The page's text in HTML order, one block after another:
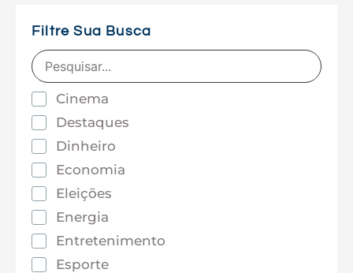
Filtre Sua Busca
Cinema
Destaques
Dinheiro
Economia
Eleições
Energia
Entretenimento
Esporte